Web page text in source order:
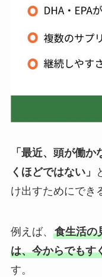
「最近、頭が働
くほどではない」
け出すためにでき
例えば、 食生活の
は、今からでもす
す。